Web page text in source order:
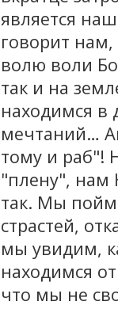
является
говорит
волю воли
так и на
находимся в
мечтаний…
тому и раб"!
"плену", нам
так. Мы
страстей,
мы увидим,
находимся
что мы не